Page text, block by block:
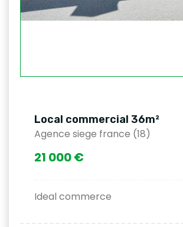
Local commercial 36m²
Agence siege france (18)
21 000 €
Ideal commerce